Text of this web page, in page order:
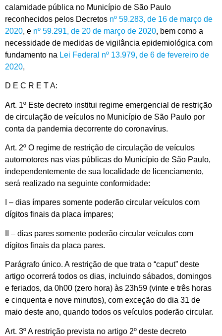
calamidade pública no Município de São Paulo
reconhecidos pelos Decretos nº 59.283, de 16 de março de
2020, e nº 59.291, de 20 de março de 2020, bem como a
necessidade de medidas de vigilância epidemiológica com
fundamento na Lei Federal nº 13.979, de 6 de fevereiro de
2020,
D E C R E T A:
Art. 1º Este decreto institui regime emergencial de restrição
de circulação de veículos no Município de São Paulo por
conta da pandemia decorrente do coronavírus.
Art. 2º O regime de restrição de circulação de veículos
automotores nas vias públicas do Município de São Paulo,
independentemente de sua localidade de licenciamento,
será realizado na seguinte conformidade:
I – dias ímpares somente poderão circular veículos com
dígitos finais da placa ímpares;
II – dias pares somente poderão circular veículos com
dígitos finais da placa pares.
Parágrafo único. A restrição de que trata o “caput” deste
artigo ocorrerá todos os dias, incluindo sábados, domingos
e feriados, da 0h00 (zero hora) às 23h59 (vinte e três horas
e cinquenta e nove minutos), com exceção do dia 31 de
maio deste ano, quando todos os veículos poderão circular.
Art. 3º A restrição prevista no artigo 2º deste decreto